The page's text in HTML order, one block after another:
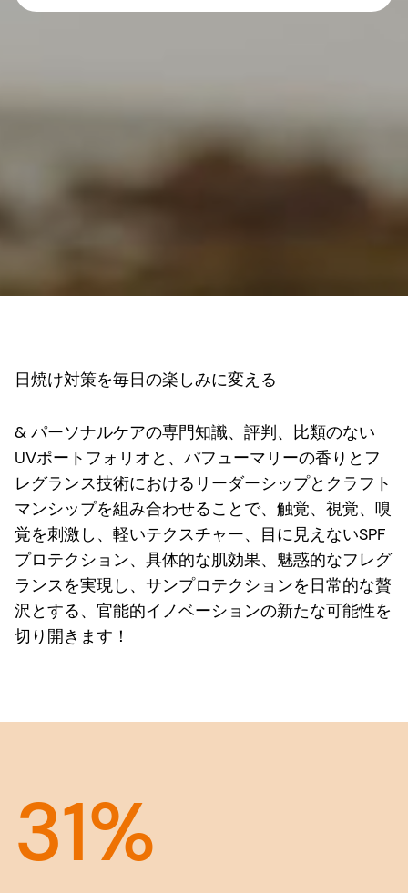
日焼け対策を毎日の楽しみに変える
& パーソナルケアの専門知識、評判、比類のない
UVポートフォリオと、パフューマリーの香りとフ
レグランス技術におけるリーダーシップとクラフト
マンシップを組み合わせることで、触覚、視覚、嗅
覚を刺激し、軽いテクスチャー、目に見えないSPF
プロテクション、具体的な肌効果、魅惑的なフレグ
ランスを実現し、サンプロテクションを日常的な贅
沢とする、官能的イノベーションの新たな可能性を
切り開きます！
31%